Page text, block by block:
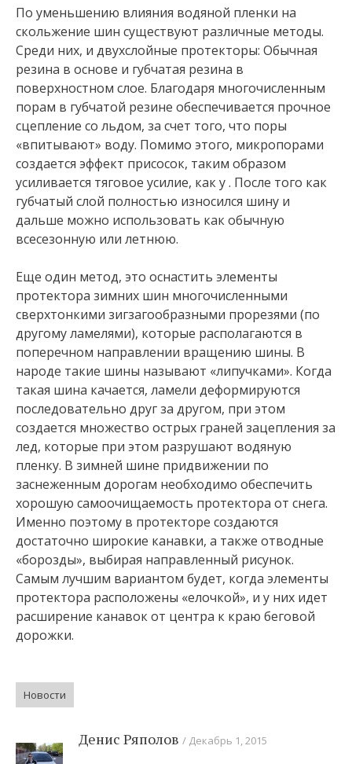
По уменьшению влияния водяной пленки на
скольжение шин существуют различные методы.
Среди них, и двухслойные протекторы: Обычная
резина в основе и губчатая резина в
поверхностном слое. Благодаря многочисленным
порам в губчатой резине обеспечивается прочное
сцепление со льдом, за счет того, что поры
«впитывают» воду. Помимо этого, микропорами
создается эффект присосок, таким образом
усиливается тяговое усилие, как у . После того как
губчатый слой полностью износился шину и
дальше можно использовать как обычную
всесезонную или летнюю.
Еще один метод, это оснастить элементы
протектора зимних шин многочисленными
сверхтонкими зигзагообразными прорезями (по
другому ламелями), которые располагаются в
поперечном направлении вращению шины. В
народе такие шины называют «липучками». Когда
такая шина качается, ламели деформируются
последовательно друг за другом, при этом
создается множество острых граней зацепления за
лед, которые при этом разрушают водяную
пленку. В зимней шине придвижении по
заснеженным дорогам необходимо обеспечить
хорошую самоочищаемость протектора от снега.
Именно поэтому в протекторе создаются
достаточно широкие канавки, а также отводные
«борозды», выбирая направленный рисунок.
Самым лучшим вариантом будет, когда элементы
протектора расположены «елочкой», и у них идет
расширение канавок от центра к краю беговой
дорожки.
Новости
Денис Ряполов Декабрь 1, 2015